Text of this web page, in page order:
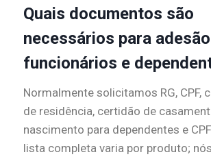
Quais documentos são
necessários para
funcionários e
Normalmente solicitamos RG, CPF,
de residência, certidão de
nascimento para dependentes e
lista completa varia por produto;